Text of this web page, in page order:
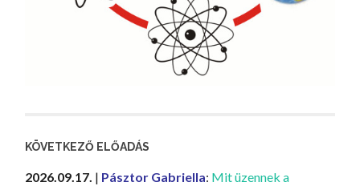
KÖVETKEZŐ ELŐADÁS
2026.09.17. | Pásztor Gabriella: Mit üzennek a